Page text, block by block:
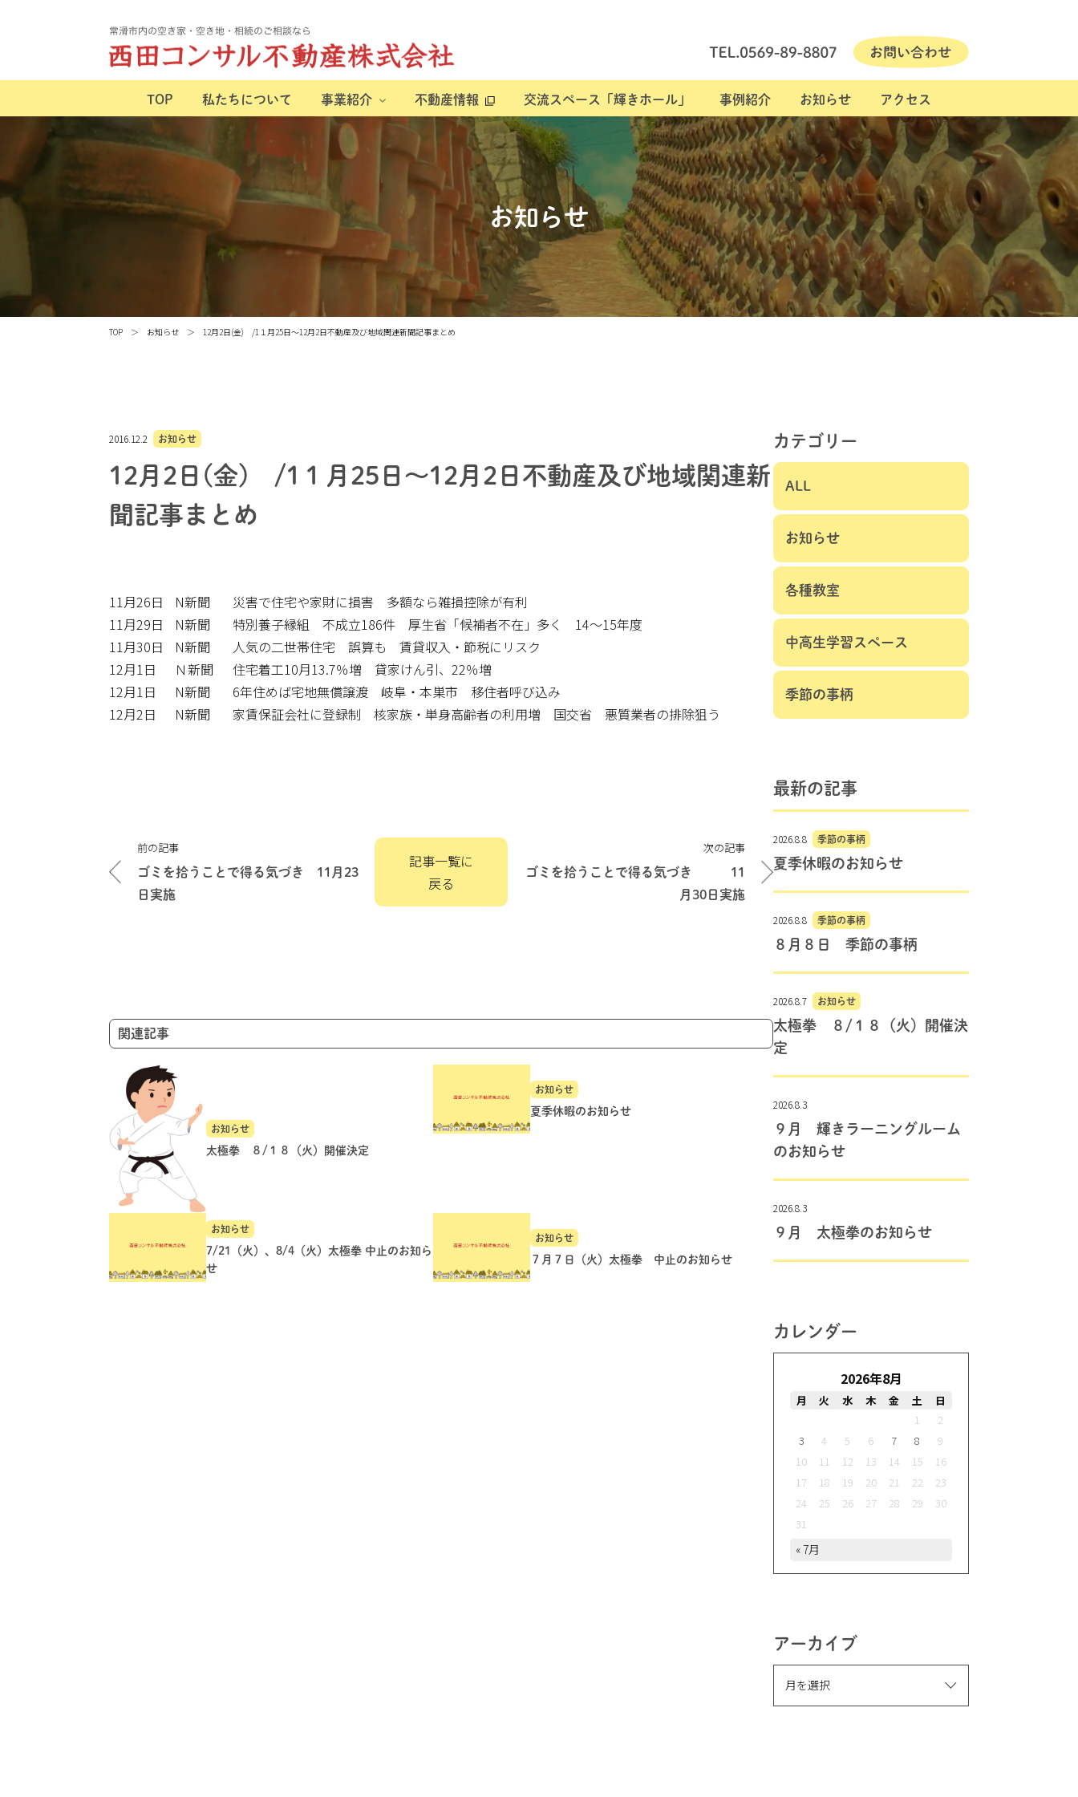
TOP 私たちについて 事業紹介 不動産情報 交流スペース「輝きホール」 事例紹介 お知らせ アクセス
お知らせ
TOP お知らせ 12月2日(金) /1１月25日～12月2日不動産及び地域関連新聞記事まとめ
2016.12.2 お知らせ
12月2日(金) /1１月25日～12月2日不動産及び地域関連新
聞記事まとめ
11月26日 N新聞
災害で住宅や家財に損害 多額なら雑損控除が有利
11月29日
N新聞
特別養子縁組 不成立186件 厚生省「候補者不在」多く 14～15年度
11月30日
N新聞
人気の二世帯住宅 誤算も 賃貸収入・節税にリスク
12月1日
Ｎ新聞
住宅着工10月13.7％増 貸家けん引、22％増
12月1日
N新聞
6年住めば宅地無償譲渡 岐阜・本巣市 移住者呼び込み
12月2日
N新聞 家賃保証会社に登録制 核家族・単身高齢者の利用増 国交省 悪質業者の排除狙う
稿
ナ
前の記事
ゴミを拾うことで得る気づき 11月23
日実施
記事一覧に
戻る
次の記事
ゴミを拾うことで得る気づき 11
月30日実施
関連記事
お知らせ
太極拳 ８/１８（火）開催決定
お知らせ
夏季休暇のお知らせ
お知らせ
7/21（火）、8/4（火）太極拳 中止のお知ら
せ
お知らせ
７月７日（火）太極拳 中止のお知らせ
カテゴリー
ALL
お知らせ
各種教室
中高生学習スペース
季節の事柄
最新の記事
2026.8.8 季節の事柄
夏季休暇のお知らせ
2026.8.8 季節の事柄
８月８日 季節の事柄
2026.8.7 お知らせ
太極拳 ８/１８（火）開催決
定
2026.8.3
９月 輝きラーニングルーム
のお知らせ
2026.8.3
９月 太極拳のお知らせ
カレンダー
2026年8月
月 火 水 木 金 土
日
1
2
3
4 5 6 7 8
9
10
11 12 13 14 15
16
17
18 19 20 21 22
23
24
25 26 27 28 29
30
31
« 7月
アーカイブ